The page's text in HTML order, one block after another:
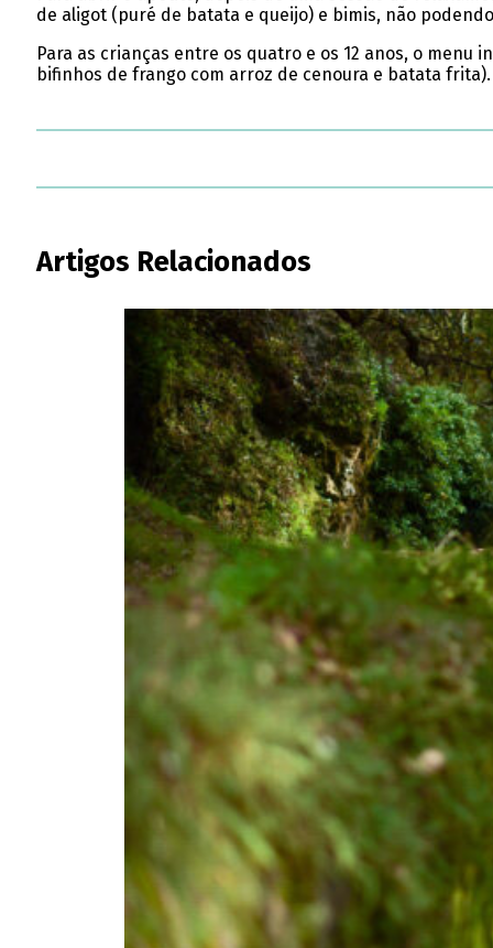
de aligot (puré de batata e queijo) e bimis, não
Para as crianças entre os quatro e os 12 anos, o
bifinhos de frango com arroz de cenoura e batata
Artigos Relacionados